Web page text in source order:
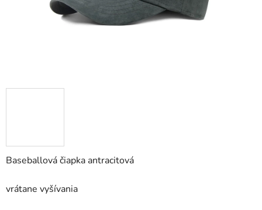
Baseballová čiapka antracitová
vrátane vyšívania